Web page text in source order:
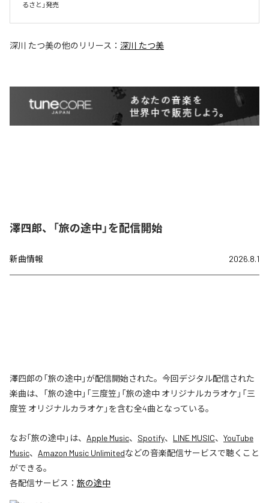
るさと」発売
深川 たつ美の他のリリース： 深川 たつ美
澤四郎、「旅の途中」を配信開始
新曲情報 2026.8.1
澤四郎の「旅の途中」が配信開始された。今回デジタル配信された
楽曲は、「旅の途中」「三度笠」「旅の途中 オリジナルカラオケ」「三
度笠 オリジナルカラオケ」を含む全4曲となっている。
なお「旅の途中」は、 Apple Music、 Spotify、 LINE MUSIC、 YouTube
Music、 Amazon Music Unlimitedなどの音楽配信サービスで聴くこと
ができる。
各配信サービス： 旅の途中